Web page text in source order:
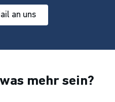
an uns
mehr sein?